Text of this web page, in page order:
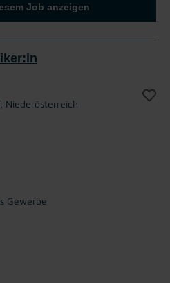
Job anzeigen
Niederösterreich
Gewerbe